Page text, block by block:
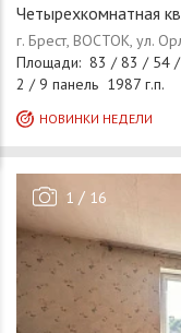
Четырехкомнатная
1 / 16